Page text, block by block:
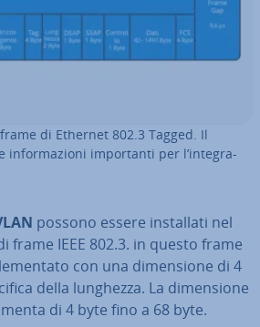
di Ethernet 802.3 Tagged. Il
in­for­ma­zio­ni im­por­tan­ti per l’in­te­gra­
possono essere in­stal­la­ti nel
IEEE 802.3. in questo frame
con una di­men­sio­ne di 4
della lunghezza. La di­men­sio­ne
di 4 byte fino a 68 byte.